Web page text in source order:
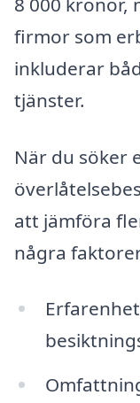
firmor som
inkluderar
tjänster.
När du söker
att jämföra
några